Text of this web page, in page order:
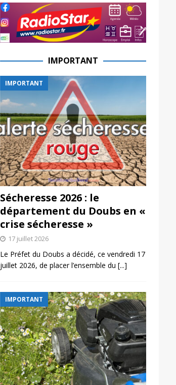
IMPORTANT
IMPORTANT
Sécheresse 2026 : le
département du Doubs en «
crise sécheresse »
17 juillet 2026
Le Préfet du Doubs a décidé, ce vendredi 17
juillet 2026, de placer l’ensemble du [...]
IMPORTANT